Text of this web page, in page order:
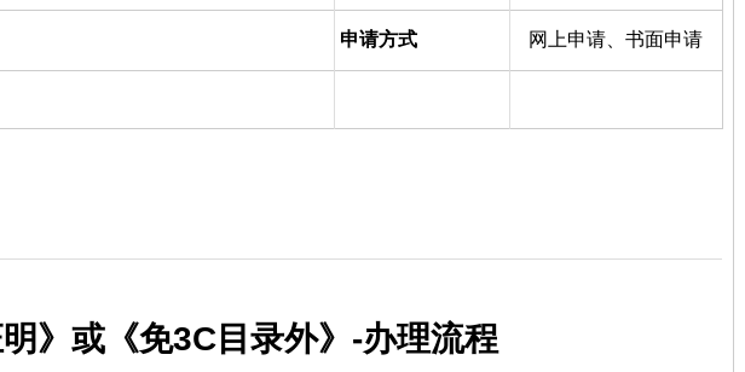
申请方式 网上申请、 书面申请
明》或《免3C目录外》-办理流程